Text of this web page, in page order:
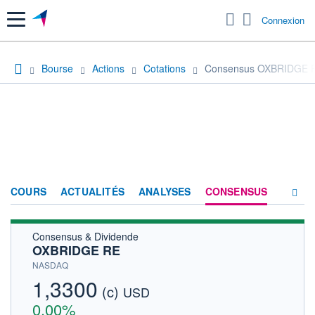
Menu Connexion
Bourse Actions Cotations Consensus OXBRIDGE
COURS ACTUALITÉS ANALYSES CONSENSUS
Consensus & Dividende
OXBRIDGE RE
NASDAQ
1,3300 (c) USD
0,00%